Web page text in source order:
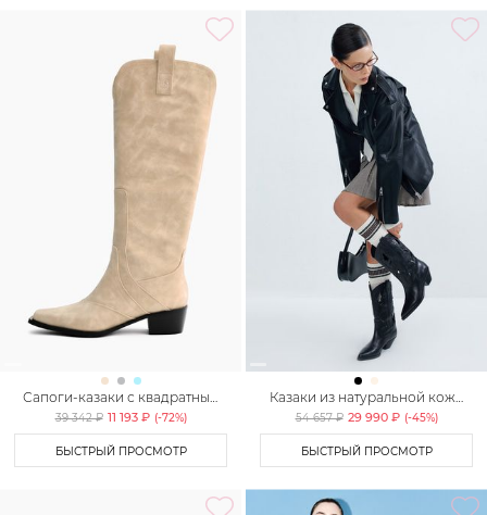
Сапоги-казаки с квадратным
мысом Lera Nena Unreal
39 342 ₽ 11 193 ₽ (-72%)
БЫСТРЫЙ ПРОСМОТР
Казаки из натуральной кожи
Lera Nena
54 657 ₽ 29 990 ₽ (-45%)
БЫСТРЫЙ ПРОСМОТР